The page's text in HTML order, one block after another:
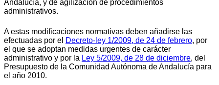
Andalucía, y de agilización de procedimientos
administrativos.
A estas modificaciones normativas deben añadirse las
efectuadas por el Decreto-ley 1/2009, de 24 de febrero, por
el que se adoptan medidas urgentes de carácter
administrativo y por la Ley 5/2009, de 28 de diciembre, del
Presupuesto de la Comunidad Autónoma de Andalucía para
el año 2010.